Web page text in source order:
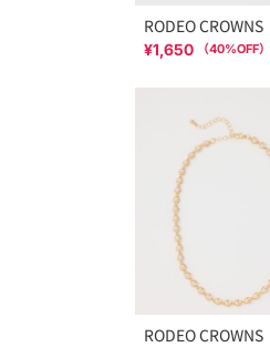
RODEO CROWNS
¥1,650 （40%OFF）
RODEO CROWNS